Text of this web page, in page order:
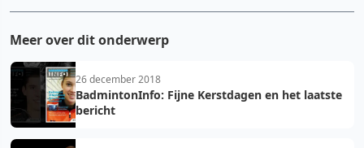
Meer over dit onderwerp
26 december 2018
BadmintonInfo: Fijne Kerstdagen en het laatste
bericht